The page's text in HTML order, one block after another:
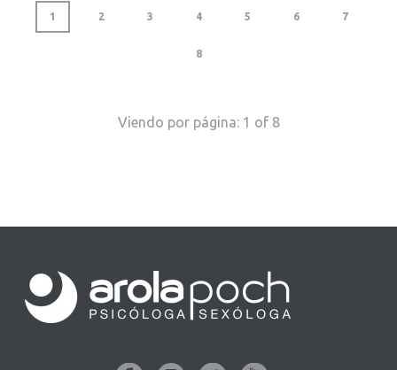
1 2 3 4 5 6 7
8
Viendo por página: 1 of 8